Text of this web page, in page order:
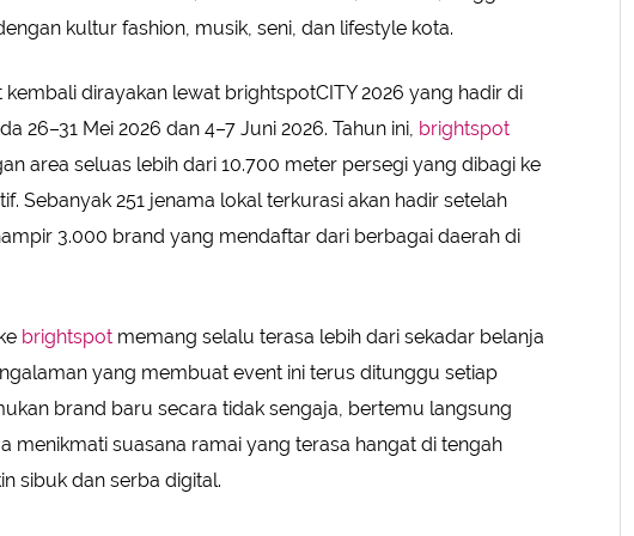
kultur fashion, musik, seni, dan lifestyle kota.
dirayakan lewat brightspotCITY 2026 yang hadir di
26–31 Mei 2026 dan 4–7 Juni 2026. Tahun ini, brightspot
area seluas lebih dari 10.700 meter persegi yang dibagi ke
Sebanyak 251 jenama lokal terkurasi akan hadir setelah
3.000 brand yang mendaftar dari berbagai daerah di
brightspot memang selalu terasa lebih dari sekadar belanja
yang membuat event ini terus ditunggu setiap
brand baru secara tidak sengaja, bertemu langsung
menikmati suasana ramai yang terasa hangat di tengah
sibuk dan serba digital.